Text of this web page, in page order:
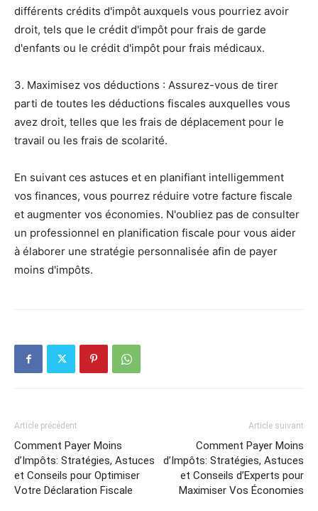
différents crédits d'impôt auxquels vous pourriez avoir
droit, tels que le crédit d'impôt pour frais de garde
d'enfants ou le crédit d'impôt pour frais médicaux.
3. Maximisez vos déductions : Assurez-vous de tirer
parti de toutes les déductions fiscales auxquelles vous
avez droit, telles que les frais de déplacement pour le
travail ou les frais de scolarité.
En suivant ces astuces et en planifiant intelligemment
vos finances, vous pourrez réduire votre facture fiscale
et augmenter vos économies. N'oubliez pas de consulter
un professionnel en planification fiscale pour vous aider
à élaborer une stratégie personnalisée afin de payer
moins d'impôts.
Article précédent
Comment Payer Moins
d’Impôts: Stratégies, Astuces
et Conseils pour Optimiser
Votre Déclaration Fiscale
Article suivant
Comment Payer Moins
d’Impôts: Stratégies, Astuces
et Conseils d’Experts pour
Maximiser Vos Économies